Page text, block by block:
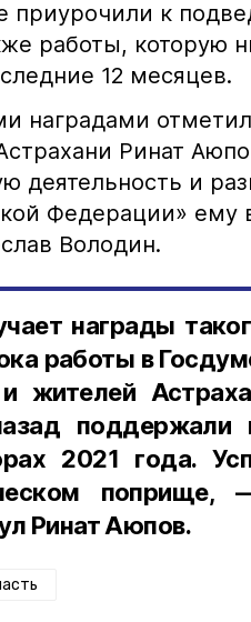
приурочили к
работы, которую
12 месяцев.
наградами
Ринат
деятельность и
Федерации» ему
Володин.
награды
работы в
жителей
2021 года.
Ринат Аюпов.